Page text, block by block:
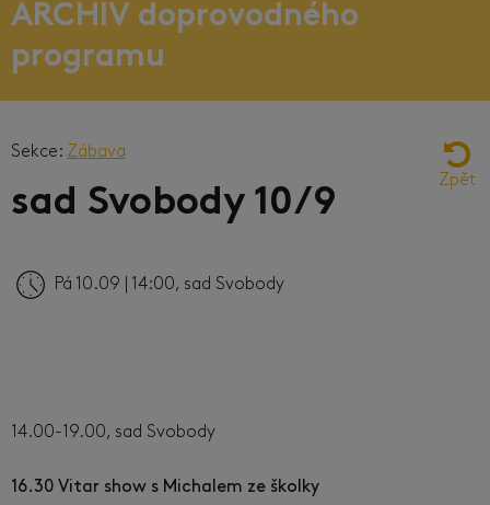
ARCHIV doprovodného
programu
Zpět
Sekce: Zábava
sad Svobody 10/9
Pá 10.09 | 14:00, sad Svobody
14.00-19.00, sad Svobody
16.30 Vitar show s Michalem ze školky